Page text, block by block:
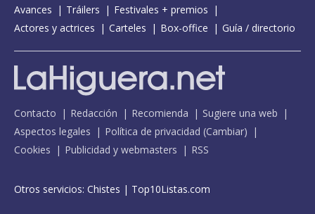
Avances
Tráilers
Festivales + premios
Actores y actrices
Carteles Box-office Guía / directorio
Contacto Redacción Recomienda
Sugiere una web
Aspectos legales
Política de privacidad (Cambiar)
Cookies
Publicidad y webmasters RSS
Otros servicios: Chistes | Top10Listas.com